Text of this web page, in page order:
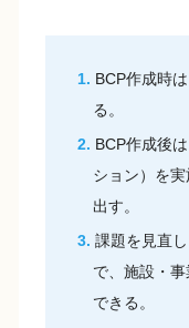
BCP作成時
る。
BCP作成後
ション）を
出す。
課題を見直
で、施設・
できる。